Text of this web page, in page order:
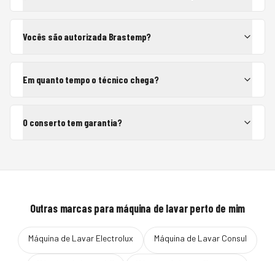
Vocês são autorizada Brastemp?
Em quanto tempo o técnico chega?
O conserto tem garantia?
Outras marcas para máquina de lavarperto de mim
Máquina de Lavar Electrolux Máquina de Lavar Consul